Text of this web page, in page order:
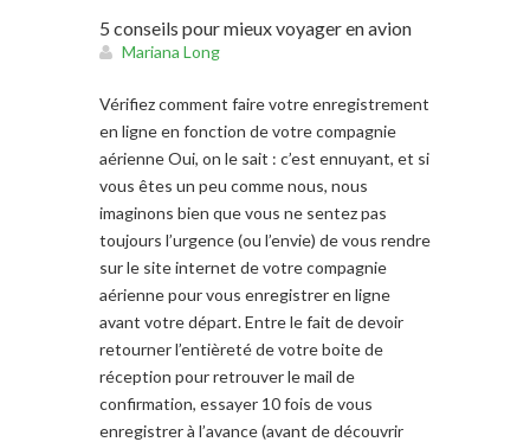
5 conseils pour mieux voyager en avion
Mariana Long
Vérifiez comment faire votre enregistrement
en ligne en fonction de votre compagnie
aérienne Oui, on le sait : c’est ennuyant, et si
vous êtes un peu comme nous, nous
imaginons bien que vous ne sentez pas
toujours l’urgence (ou l’envie) de vous rendre
sur le site internet de votre compagnie
aérienne pour vous enregistrer en ligne
avant votre départ. Entre le fait de devoir
retourner l’entièreté de votre boite de
réception pour retrouver le mail de
confirmation, essayer 10 fois de vous
enregistrer à l’avance (avant de découvrir